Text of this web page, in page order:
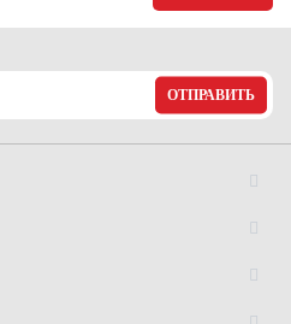
ОТПРАВИТЬ